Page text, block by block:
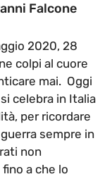
Falcone
2020, 28
colpi al cuore
mai. Oggi
celebra in Italia
per ricordare
sempre in
non
a che lo